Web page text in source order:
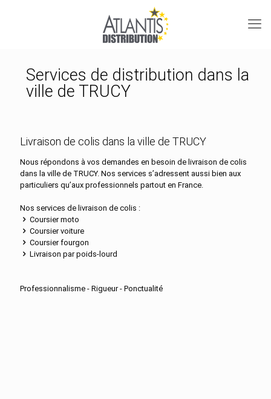
Services de distribution dans la
ville de TRUCY
Livraison de colis dans la ville de TRUCY
Nous répondons à vos demandes en besoin de livraison de colis
dans la ville de TRUCY. Nos services s’adressent aussi bien aux
particuliers qu’aux professionnels partout en France.
Nos services de livraison de colis :
Coursier moto
Coursier voiture
Coursier fourgon
Livraison par poids-lourd
Professionnalisme - Rigueur - Ponctualité